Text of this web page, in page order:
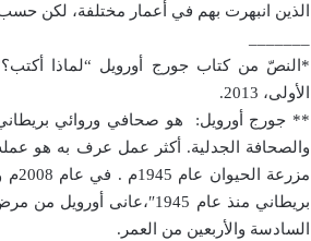
الذين انبهرت بهم في أعمار مختلفة، لكن حسب
*النصّ من كتاب جورج أورويل “لماذا
الأولى، 2013.
السادسة والأربعين من العمر.